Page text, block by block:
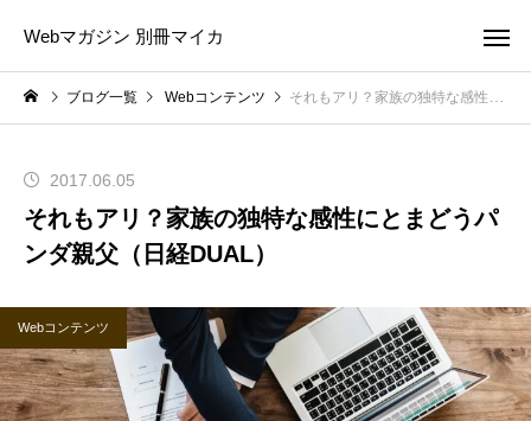
Webマガジン 別冊マイカ
ブログ一覧 Webコンテンツ それもアリ？家族の独特な感性にとまどうパンダ親父（日経DUAL）
2017.06.05
それもアリ？家族の独特な感性にとまどうパ
ンダ親父（日経DUAL）
Webコンテンツ